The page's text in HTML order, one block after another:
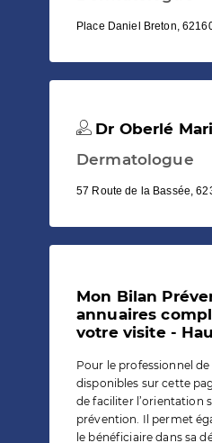
Place Daniel Breton,
Dr Oberlé
Dermatologue
57 Route de la Bassée,
Mon Bilan
annuaires
votre visite -
Pour le professionnel
disponibles sur cette
de faciliter l’orientation
prévention. Il permet
le bénéficiaire dans sa